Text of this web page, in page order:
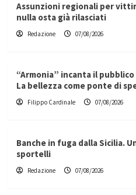
Assunzioni regionali per
nulla osta già rilasciati
Redazione 07/08/2026
“Armonia” incanta il
La bellezza come ponte di
Filippo Cardinale 07/08/2026
Banche in fuga dalla Sicilia.
sportelli
Redazione 07/08/2026